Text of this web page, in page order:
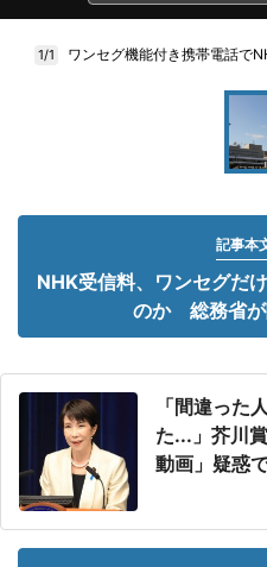
1/1 ワンセグ機能付き携帯電話で
記事本
NHK受信料、ワンセグだ
のか 総務省が
「間違った
た...」芥川
動画」疑惑